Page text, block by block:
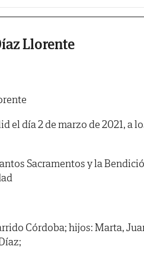
Llorente
el día 2 de marzo de 2021, a
Sacramentos y la
Córdoba; hijos: Marta,